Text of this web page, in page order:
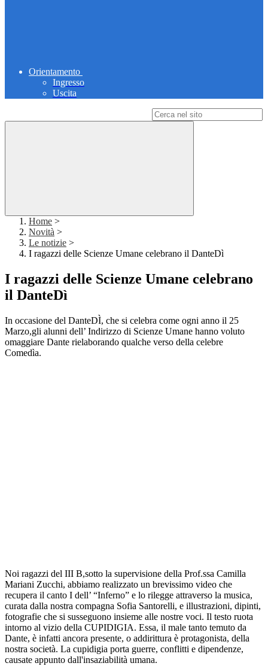
Orientamento
Ingresso
Uscita
Home >
Novità >
Le notizie >
I ragazzi delle Scienze Umane celebrano il DanteDì
I ragazzi delle Scienze Umane celebrano
il DanteDì
In occasione del DanteDÌ, che si celebra come ogni anno il 25
Marzo,gli alunni dell’ Indirizzo di Scienze Umane hanno voluto
omaggiare Dante rielaborando qualche verso della celebre
Comedìa.
Noi ragazzi del III B,sotto la supervisione della Prof.ssa Camilla
Mariani Zucchi, abbiamo realizzato un brevissimo video che
recupera il canto I dell’ “Inferno” e lo rilegge attraverso la musica,
curata dalla nostra compagna Sofia Santorelli, e illustrazioni, dipinti,
fotografie che si susseguono insieme alle nostre voci. Il testo ruota
intorno al vizio della CUPIDIGIA. Essa, il male tanto temuto da
Dante, è infatti ancora presente, o addirittura è protagonista, della
nostra società. La cupidigia porta guerre, conflitti e dipendenze,
causate appunto dall'insaziabilità umana.